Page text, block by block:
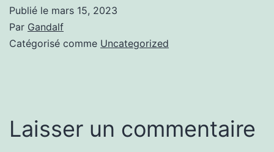
Publié le mars 15, 2023
Par Gandalf
Catégorisé comme Uncategorized
Laisser un commentaire